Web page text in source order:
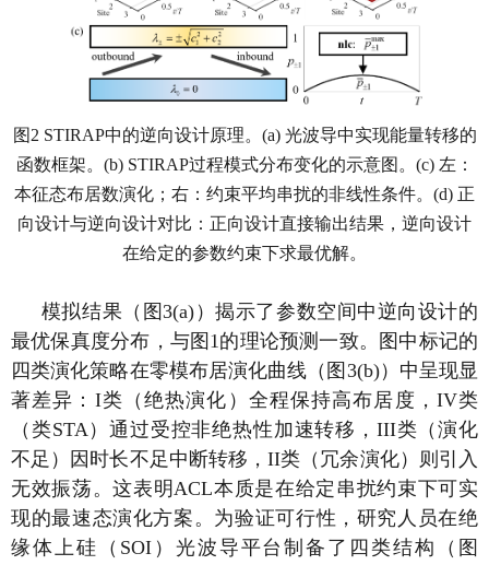
图 2 STIRAP中的逆向设计原理。 (a) 光波导中实现能量转移的
函数框架。 (b) STIRAP过程模式分布变化的示意图。 (c) 左：
本征态布居数演化；右：约束平均串扰的非线性条件。 (d) 正
向设计与逆向设计对比：正向设计直接输出结果，逆向设计
在给定的参数约束下求最优解。
模拟结果（图3(a) ）揭示了参数空间中逆向设计的
最优保真度分布，与图 1的理论预测一致。图中标记的
四类演化策略在零模布居演化曲线（图 3(b)）中呈现显
著差异： I类（绝热演化）全程保持高布居度， IV类
（类STA）通过受控非绝热性加速转移， III类（演化
不足）因时长不足中断转移，II类（冗余演化）则引入
无效振荡。这表明ACL本质是在给定串扰约束下可实
现的最速态演化方案。为验证可行性，研究人员在绝
缘体上硅 （SOI） 光波导平台制备了四类结构（图